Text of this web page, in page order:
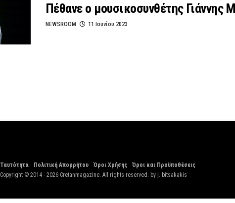
Πέθανε ο μουσικοσυνθέτης Γιάννης
NEWSROOM 11 Ιουνίου 2023
Ταυτότητα Πολιτική Απορρήτου Όροι Χρήσης
Όροι και Προϋποθέσεις
Copyright © 2014 - 2026 Cretanmagazine. All rights reserved. by j. bitsakakis